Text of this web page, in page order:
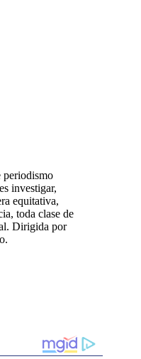
periodismo
investigar,
equitativa,
toda clase de
Dirigida por